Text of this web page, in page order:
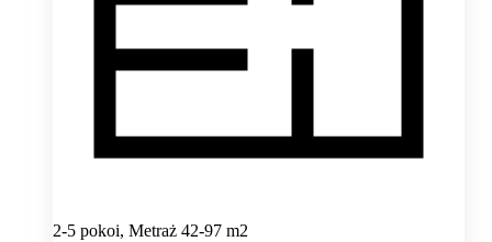
2-5 pokoi, Metraż 42-97 m2